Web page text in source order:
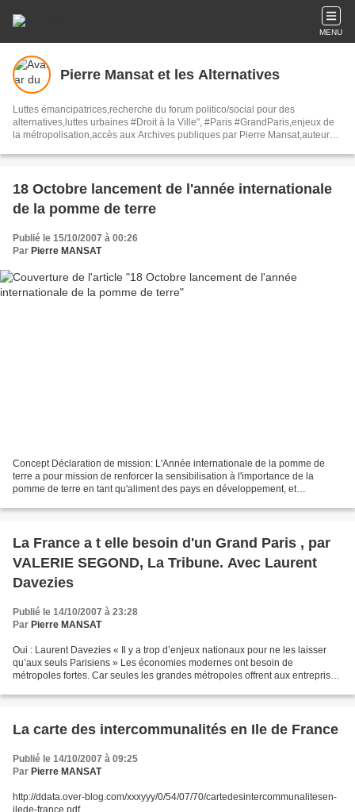
MENU
Pierre Mansat et les Alternatives
Luttes émancipatrices,recherche du forum politico/social pour des
alternatives,luttes urbaines #Droit à la Ville", #Paris #GrandParis,enjeux de
la métropolisation,accès aux Archives publiques par Pierre Mansat,auteur‼️
#Audin>bénevole Secours Populaire>Comité Laghouat-France>#Mumia
18 Octobre lancement de l'année internationale
de la pomme de terre
Publié le 15/10/2007 à 00:26
Par Pierre MANSAT
Concept Déclaration de mission: L'Année internationale de la pomme de
terre a pour mission de renforcer la sensibilisation à l'importance de la
pomme de terre en tant qu'aliment des pays en développement, et
La France a t elle besoin d'un Grand Paris , par
VALERIE SEGOND, La Tribune. Avec Laurent
Davezies
Publié le 14/10/2007 à 23:28
Par Pierre MANSAT
Oui : Laurent Davezies « Il y a trop d’enjeux nationaux pour ne les laisser
qu’aux seuls Parisiens » Les économies modernes ont besoin de
métropoles fortes. Car seules les grandes métropoles offrent aux entreprises
La carte des intercommunalités en Ile de France
Publié le 14/10/2007 à 09:25
Par Pierre MANSAT
http://ddata.over-blog.com/xxxyyy/0/54/07/70/cartedesintercommunalitesen-
ilede-france.pdf